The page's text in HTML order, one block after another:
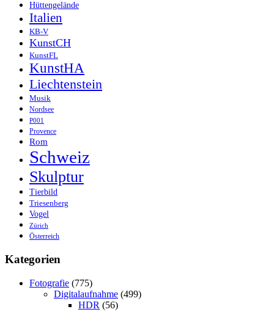
Hüttengelände
Italien
KB-V
KunstCH
KunstFL
KunstHA
Liechtenstein
Musik
Nordsee
P001
Provence
Rom
Schweiz
Skulptur
Tierbild
Triesenberg
Vogel
Zürich
Österreich
Kategorien
Fotografie (775)
Digitalaufnahme (499)
HDR (56)